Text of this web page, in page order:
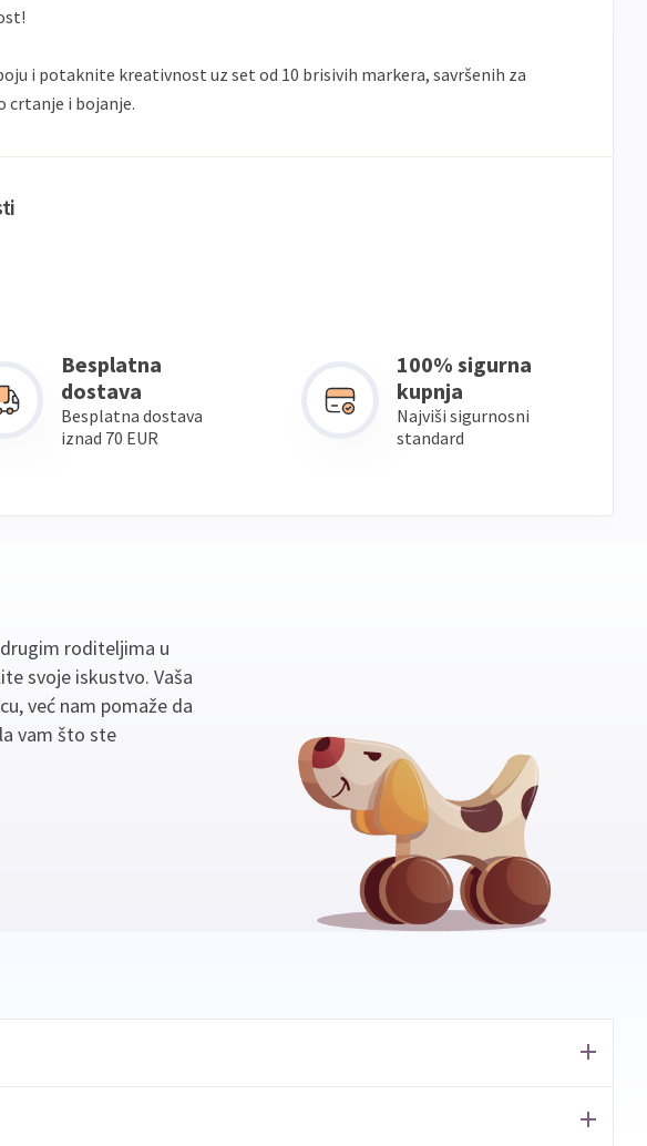
i potaknite kreativnost uz set od 10 brisivih markera, savršenih za
crtanje i bojanje.
Besplatna
dostava
Besplatna dostava
iznad 70 EUR
100% sigurna
kupnja
Najviši sigurnosni
standard
roditeljima u
svoje iskustvo. Vaša
već nam pomaže da
vam što ste